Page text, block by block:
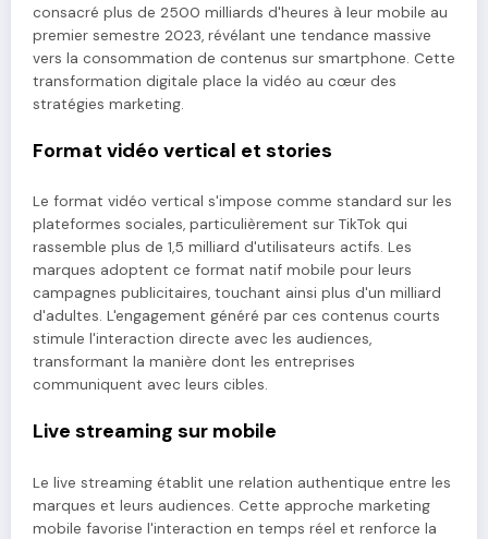
consacré plus de 2500 milliards d'heures à leur mobile au
premier semestre 2023, révélant une tendance massive
vers la consommation de contenus sur smartphone. Cette
transformation digitale place la vidéo au cœur des
stratégies marketing.
Format vidéo vertical et stories
Le format vidéo vertical s'impose comme standard sur les
plateformes sociales, particulièrement sur TikTok qui
rassemble plus de 1,5 milliard d'utilisateurs actifs. Les
marques adoptent ce format natif mobile pour leurs
campagnes publicitaires, touchant ainsi plus d'un milliard
d'adultes. L'engagement généré par ces contenus courts
stimule l'interaction directe avec les audiences,
transformant la manière dont les entreprises
communiquent avec leurs cibles.
Live streaming sur mobile
Le live streaming établit une relation authentique entre les
marques et leurs audiences. Cette approche marketing
mobile favorise l'interaction en temps réel et renforce la